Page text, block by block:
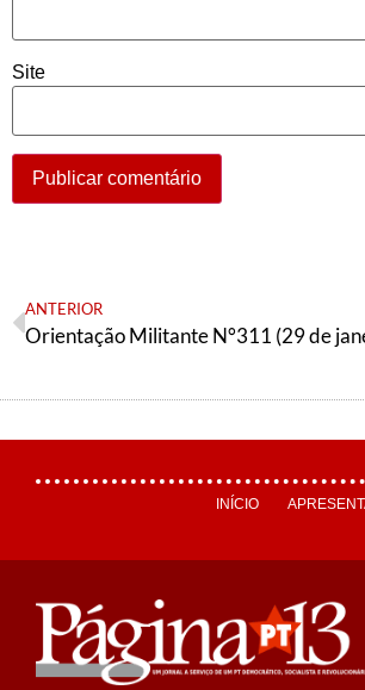
Site
ANTERIOR
INÍCIO